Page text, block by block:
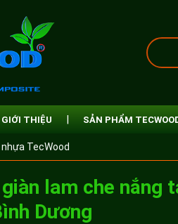
GIỚI THIỆU SẢN PHẨM
nhựa TecWood
lam che nắng
Dương